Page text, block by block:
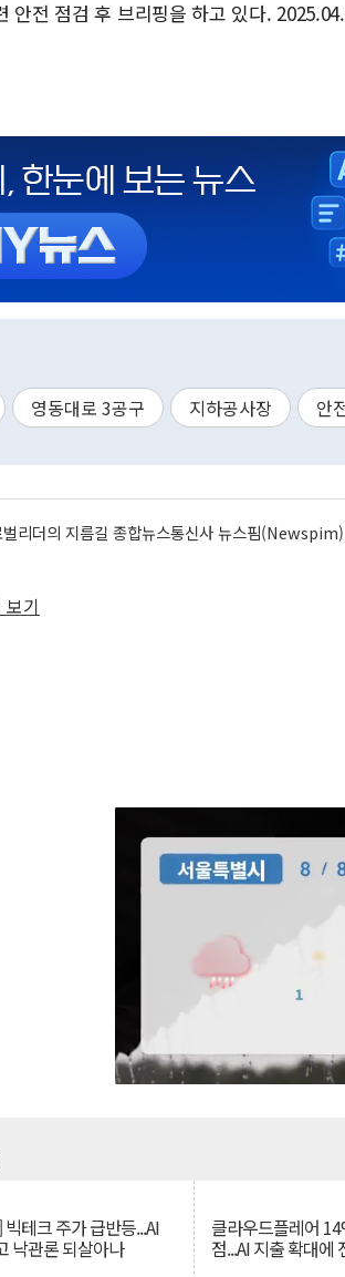
안전 점검 후 브리핑을 하고 있다.
영동대로 3공구 지하공사장 안
리더의 지름길 종합뉴스통신사 뉴스핌
기
테크 주가 급반등...AI
낙관론 되살아나
클라우드플레어
점...AI 지출 확대에